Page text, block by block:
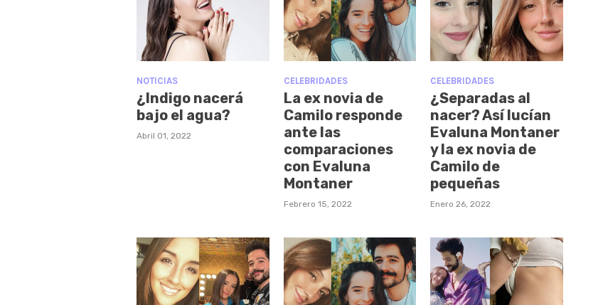
NOTICIAS
¿Indigo nacerá
bajo el agua?
Abril 01, 2022
CELEBRIDADES
La ex novia de
Camilo responde
ante las
comparaciones
con Evaluna
Montaner
Febrero 15, 2022
CELEBRIDADES
¿Separadas al
nacer? Así lucían
Evaluna Montaner
y la ex novia de
Camilo de
pequeñas
Enero 26, 2022